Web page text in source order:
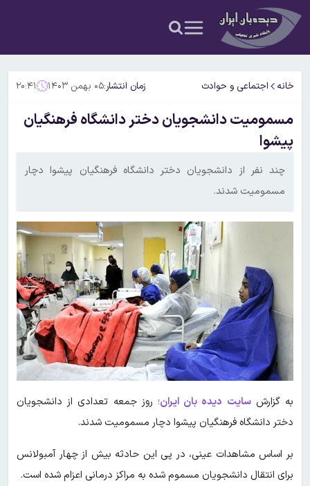
خانه اجتماعی و حوادث زمان انتشار:۰۵ بهمن ۱۴۰۳ ۲۰:۴۱
مسمومیت دانشجویان دختر دانشگاه فرهنگیان
پیشوا
چند نفر از دانشجویان دختر دانشگاه فرهنگیان پیشوا دچار
مسمومیت شدند.
به گزارشسایت دیده بان ایران؛ روز جمعه تعدادی از دانشجویان
دختر دانشگاه فرهنگیان پیشوا دچار مسمومیت شدند.
بر اساس مشاهدات عینی، در پی این حادثه بیش از چهار آمبولانس
برای انتقال دانشجویان مسموم شده به مراکز درمانی اعزام شده است.